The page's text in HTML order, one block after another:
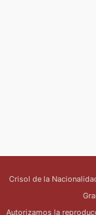
Crisol de la
Autorizamos la